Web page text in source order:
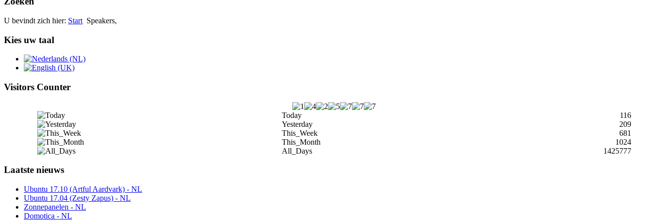
U bevindt zich hier: Start Speakers,
Kies uw taal
Visitors Counter
Today
116
Yesterday
209
This_Week
681
This_Month
1024
All_Days
1425777
Laatste nieuws
Ubuntu 17.10 (Artful Aardvark) - NL
Ubuntu 17.04 (Zesty Zapus) - NL
Zonnepanelen - NL
Domotica - NL